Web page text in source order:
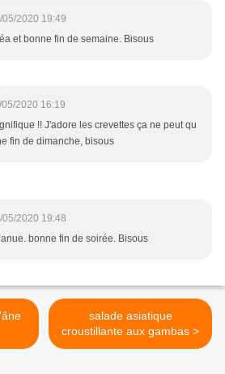
05/2020 19:49
et bonne fin de semaine. Bisous
05/2020 16:19
!! J'adore les crevettes ça ne peut qu
fin de dimanche, bisous
05/2020 19:48
bonne fin de soirée. Bisous
salade asiatique
croustillante aux gambas >